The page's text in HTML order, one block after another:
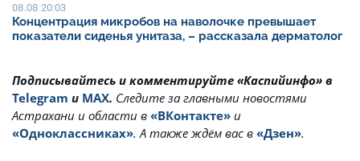
08.08 20:03
Концентрация микробов на наволочке превышает
показатели сиденья унитаза, – рассказала дерматолог
Подписывайтесь и комментируйте «Каспийинфо» в
Telegram и MAX. Cледите за главными новостями
Астрахани и области в «ВКонтакте» и
«Одноклассниках». А также ждём вас в «Дзен».